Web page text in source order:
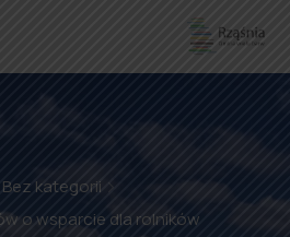
Bez kategorii
o wsparcie dla rolników